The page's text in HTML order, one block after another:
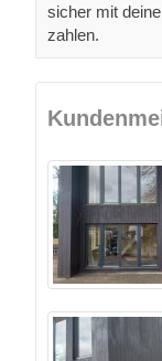
sicher mit
zahlen.